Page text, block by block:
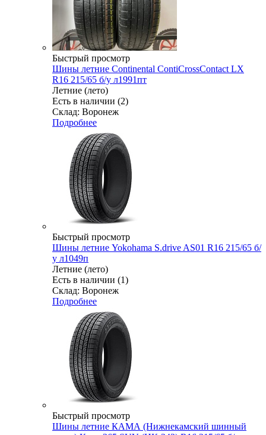
Быстрый просмотр
Шины летние Continental ContiCrossContact LX
R16 215/65 б/у л1991пт
Летние (лето)
Есть в наличии (2)
Склад: Воронеж
Подробнее
Быстрый просмотр
Шины летние Yokohama S.drive AS01 R16 215/65 б/
у л1049п
Летние (лето)
Есть в наличии (1)
Склад: Воронеж
Подробнее
Быстрый просмотр
Шины летние КАМА (Нижнекамский шинный